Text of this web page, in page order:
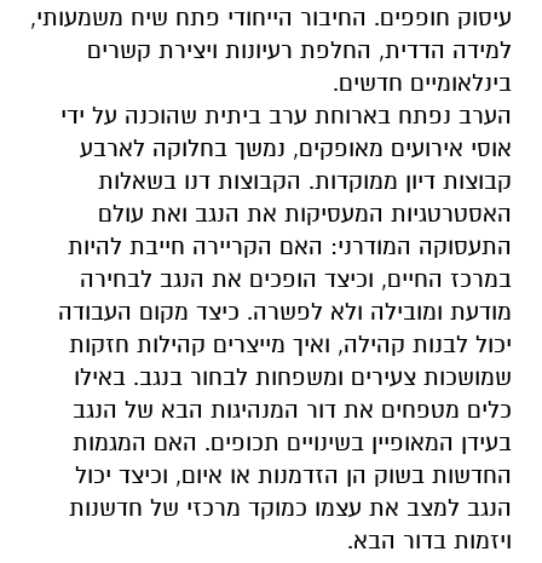
עיסוק חופפים. החיבור הייחודי פתח שיח משמעותי,
למידה הדדית, החלפת רעיונות ויצירת קשרים
בינלאומיים חדשים.
הערב נפתח בארוחת ערב ביתית שהוכנה על ידי
אוסי אירועים מאופקים, נמשך בחלוקה לארבע
קבוצות דיון ממוקדות. הקבוצות דנו בשאלות
האסטרטגיות המעסיקות את הנגב ואת עולם
התעסוקה המודרני: האם הקריירה חייבת להיות
במרכז החיים, וכיצד הופכים את הנגב לבחירה
מודעת ומובילה ולא לפשרה. כיצד מקום העבודה
יכול לבנות קהילה, ואיך מייצרים קהילות חזקות
שמושכות צעירים ומשפחות לבחור בנגב. באילו
כלים מטפחים את דור המנהיגות הבא של הנגב
בעידן המאופיין בשינויים תכופים. האם המגמות
החדשות בשוק הן הזדמנות או איום, וכיצד יכול
הנגב למצב את עצמו כמוקד מרכזי של חדשנות
ויזמות בדור הבא.